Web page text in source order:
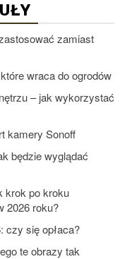
zamiast
wraca do ogrodów
– jak wykorzystać
kamery Sonoff
będzie wyglądać
krok po kroku
2026 roku?
czy się opłaca?
te obrazy tak